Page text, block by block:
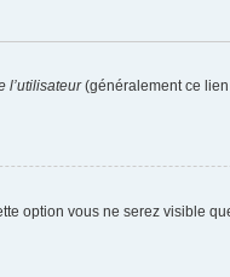
l’utilisateur(généralement ce
option vous ne serez visible